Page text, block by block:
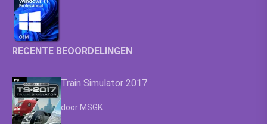
RECENTE BEOORDELINGEN
Train Simulator 2017
Waardering
door MSGK